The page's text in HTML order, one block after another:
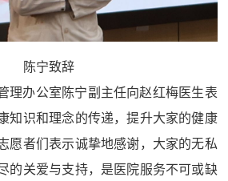
陈宁致辞
理办公室陈宁副主任向赵红梅医生表
知识和理念的传递，提升大家的健康
愿者们表示诚挚地感谢，大家的无私
的关爱与支持，是医院服务不可或缺